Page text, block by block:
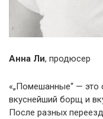
Анна Ли, продюсер
«„Помешанные“ —
вкуснейший борщ и
После разных